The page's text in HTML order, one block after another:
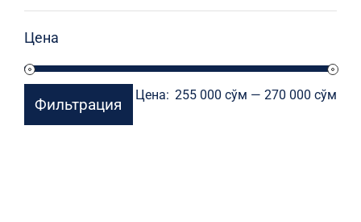
Цена
Фильтрация Цена: 255 000 сўм —270 000 сўм